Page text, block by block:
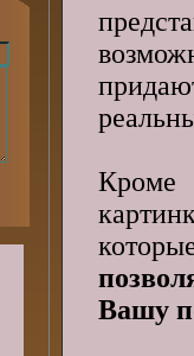
Вашу